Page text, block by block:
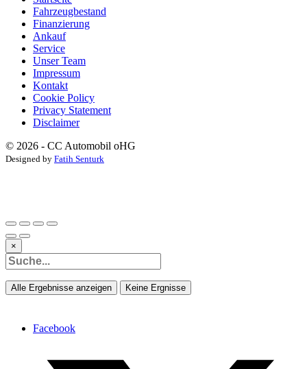
Fahrzeugbestand
Finanzierung
Ankauf
Service
Unser Team
Impressum
Kontakt
Cookie Policy
Privacy Statement
Disclaimer
© 2026 - CC Automobil oHG
Designed by Fatih Senturk
×
Alle Ergebnisse anzeigen Keine Ergnisse
Facebook